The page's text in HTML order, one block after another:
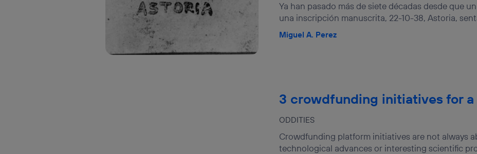
Ya han pasado más de siete décadas desde que
una inscripción manuscrita, 22-10-38, Astoria,
Miguel A. Perez
ODDITIES
3 crowdfunding initiatives for
Crowdfunding platform initiatives are not always
technological advances or interesting scientific